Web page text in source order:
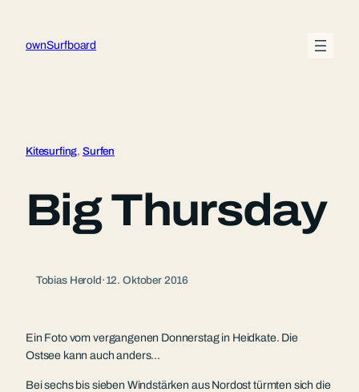
springen
ownSurfboard
Kitesurfing, Surfen
Big Thursday
Tobias Herold· 12. Oktober 2016
Ein Foto vom vergangenen Donnerstag in Heidkate. Die
Ostsee kann auch anders…
Bei sechs bis sieben Windstärken aus Nordost türmten sich die